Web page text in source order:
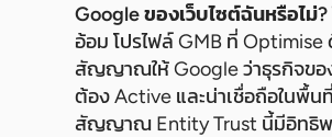
Google ของเว็บไซต์ฉันหรือไม่?
อ้อม โปรไฟล์ GMB ที่ Optimise
สัญญาณให้ Google ว่าธุรกิจข
ต้อง Active และน่าเชื่อถือในพื้น
สัญญาณ Entity Trust นี้มีอิทธิพ